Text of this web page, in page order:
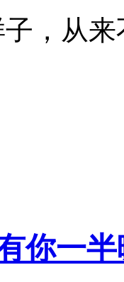
，从
你一半